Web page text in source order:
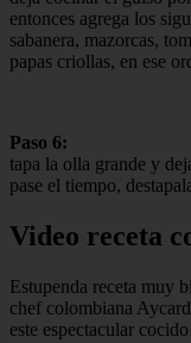
entonces agrega los
sabanera, mazorcas,
papas criollas, en ese
Paso 6:
tapa la olla grande y
pase el tiempo,
Video receta
Estupenda receta muy
chef colombiana
este espectacular